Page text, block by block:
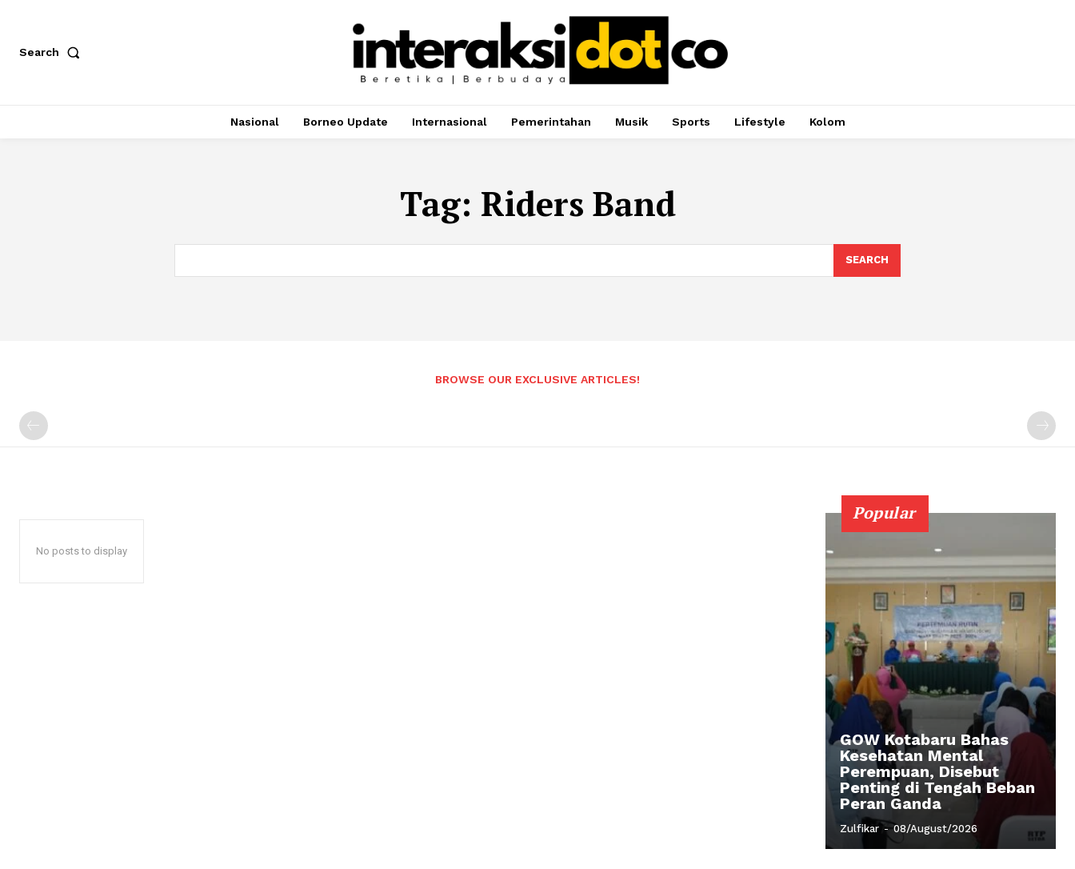
Search
Nasional Borneo Update Internasional Pemerintahan Musik Sports Lifestyle Kolom
Tag: Riders Band
SEARCH
BROWSE OUR EXCLUSIVE ARTICLES!
No posts to display
Popular
GOW Kotabaru Bahas
Kesehatan Mental
Perempuan, Disebut
Penting di Tengah Beban
Peran Ganda
Zulfikar - 08/August/2026